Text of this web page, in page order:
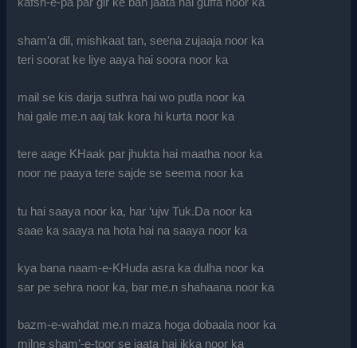
kafsh-e-pa par gir ke ban jaata hai guffa noor ka
sham’a dil, mishkaat tan, seena zujaaja noor ka
teri soorat ke liye aaya hai soora noor ka
mail se kis darja suthra hai wo putla noor ka
hai gale me.n aaj tak kora hi kurta noor ka
tere aage KHaak par jhukta hai maatha noor ka
noor ne paaya tere sajde se seema noor ka
tu hai saaya noor ka, har ‘ujw Tuk.Da noor ka
saae ka saaya na hota hai na saaya noor ka
kya bana naam-e-KHuda asra ka dulha noor ka
sar pe sehra noor ka, bar me.n shahaana noor ka
bazm-e-wahdat me.n maza hoga dobaala noor ka
milne sham’-e-toor se jaata hai ikka noor ka